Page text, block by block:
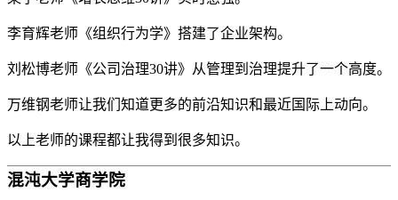
李育辉老师《组织行为学》搭建了企业架构。
刘松博老师《公司治理30讲》从管理到治理提升了一个高度。
万维钢老师让我们知道更多的前沿知识和最近国际上动向。
以上老师的课程都让我得到很多知识。
混沌大学商学院